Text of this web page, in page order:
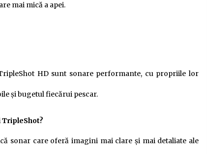
mai mică a apei.
HD sunt sonare performante, cu propriile lor
și bugetul fiecărui pescar.
sonar care oferă imagini mai clare și mai detaliate ale